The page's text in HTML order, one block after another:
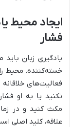
ایجاد محیط
فشار
یادگیری زبان
خسته‌کننده. محیط را
فعالیت‌های
نکنید یا به او
مکث کنید و در
علاقه، کلید اصلی